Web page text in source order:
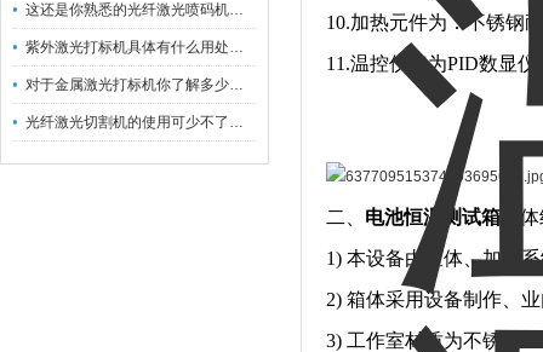
这还是你熟悉的光纤激光喷码机吗？
紫外激光打标机具体有什么用处呢？
对于金属激光打标机你了解多少呢？
光纤激光切割机的使用可少不了以下步骤
10.加热元件为：不锈钢
11.温控仪表为PID数显
二、 电池恒温测试箱 箱
1) 本设备由室体、加热
2) 箱体采用设备制作、
3) 工作室材质为不锈钢